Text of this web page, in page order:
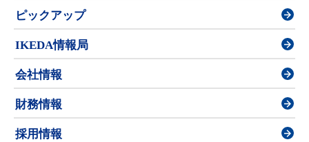
ピックアップ
IKEDA情報局
会社情報
財務情報
採用情報